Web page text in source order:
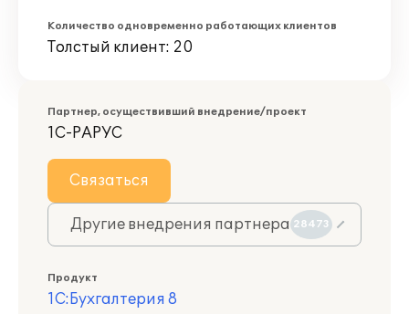
Количество одновременно работающих клиентов
Толстый клиент: 20
Партнер, осуществивший внедрение/проект
1С-РАРУС
Связаться
Другие внедрения партнера 28473
Продукт
1С:Бухгалтерия 8